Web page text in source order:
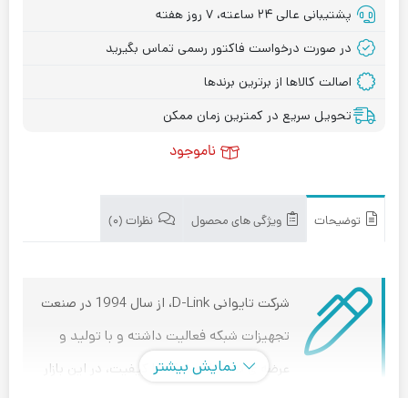
پشتیبانی عالی ۲۴ ساعته، ۷ روز هفته
در صورت درخواست فاکتور رسمی تماس بگیرید
اصالت کالاها از برترین برندها
تحویل سریع در کمترین زمان ممکن
ناموجود
توضیحات ویژگی های محصول نظرات (۰)
شرکت تایوانی D-Link، از سال 1994 در صنعت
تجهیزات شبکه فعالیت داشته و با تولید و
عرضه ی تجهیزات شبکه با کیفیت، در این بازار
نمایش بیشتر